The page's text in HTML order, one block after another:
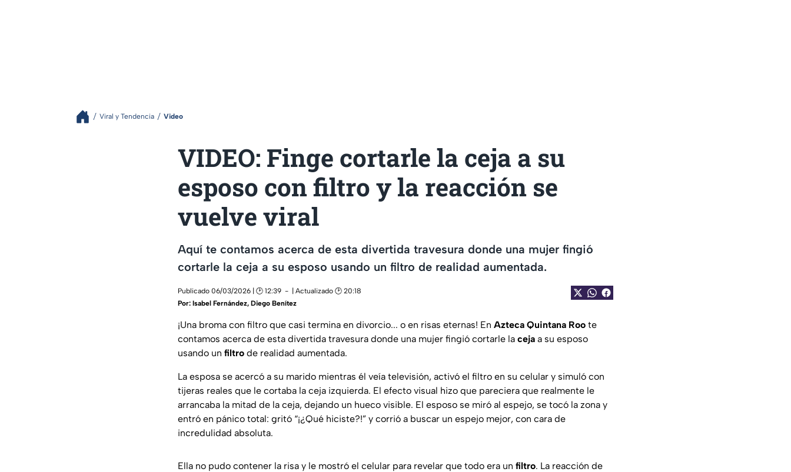
Viral y Tendencia Video
VIDEO: Finge cortarle la ceja a su
esposo con filtro y la reacción se
vuelve viral
Aquí te contamos acerca de esta divertida travesura donde una mujer fingió
cortarle la ceja a su esposo usando un filtro de realidad aumentada.
Publicado 06/03/2026 | 🕑 12:39
| Actualizado 🕑 20:18
Por: Isabel Fernández, Diego Benítez
¡Una broma con filtro que casi termina en divorcio... o en risas eternas! En Azteca Quintana Roo te
contamos acerca de esta divertida travesura donde una mujer fingió cortarle la ceja a su esposo
usando un filtro de realidad aumentada.
La esposa se acercó a su marido mientras él veía televisión, activó el filtro en su celular y simuló con
tijeras reales que le cortaba la ceja izquierda. El efecto visual hizo que pareciera que realmente le
arrancaba la mitad de la ceja, dejando un hueco visible. El esposo se miró al espejo, se tocó la zona y
entró en pánico total: gritó “¡¿Qué hiciste?!” y corrió a buscar un espejo mejor, con cara de
incredulidad absoluta.
Ella no pudo contener la risa y le mostró el celular para revelar que todo era un filtro. La reacción de